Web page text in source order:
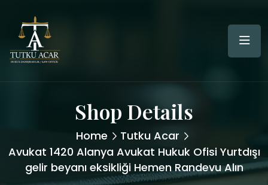
Shop Details
Home
Tutku Acar
Avukat 1420 Alanya Avukat Hukuk Ofisi Yurtdışı
gelir beyanı eksikliği Hemen Randevu Alın